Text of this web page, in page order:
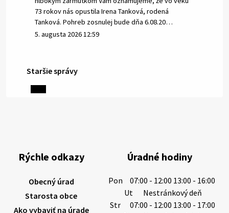
73 rokov nás opustila Irena Tanková, rodená
Tanková. Pohreb zosnulej bude dňa 6.08.20…
5. augusta 2026 12:59
3. augusta 2026 08:45
84 rokov nás opustil Ján Letusek. Pohreb zosnulého
bude dňa 4.08.2026 v utorok 10.00…
Staršie správy
Rýchle odkazy
Obecný úrad
Starosta obce
Ako vybaviť na úrade
Úradné hodiny
Pon
07:00 - 12:00 13:00 - 16:00
Ut
Nestránkový deň
Str
07:00 - 12:00 13:00 - 17:00